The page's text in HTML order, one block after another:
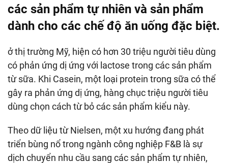
các sản phẩm tự nhiên và sản phẩm
dành cho các chế độ ăn uống đặc biệt.
ở thị trường Mỹ, hiện có hơn 30 triệu người tiêu dùng
có phản ứng dị ứng với lactose trong các sản phẩm
từ sữa. Khi Casein, một loại protein trong sữa có thể
gây ra phản ứng dị ứng, hàng chục triệu người tiêu
dùng chọn cách từ bỏ các sản phẩm kiểu này.
Theo dữ liệu từ Nielsen, một xu hướng đang phát
triển bùng nổ trong ngành công nghiệp F&B là sự
dịch chuyển nhu cầu sang các sản phẩm tự nhiên,